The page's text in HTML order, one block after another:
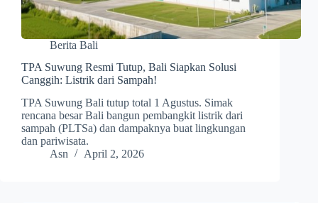
Berita Bali
TPA Suwung Resmi Tutup, Bali Siapkan Solusi
Canggih: Listrik dari Sampah!
TPA Suwung Bali tutup total 1 Agustus. Simak
rencana besar Bali bangun pembangkit listrik dari
sampah (PLTSa) dan dampaknya buat lingkungan
dan pariwisata.
Asn
April 2, 2026